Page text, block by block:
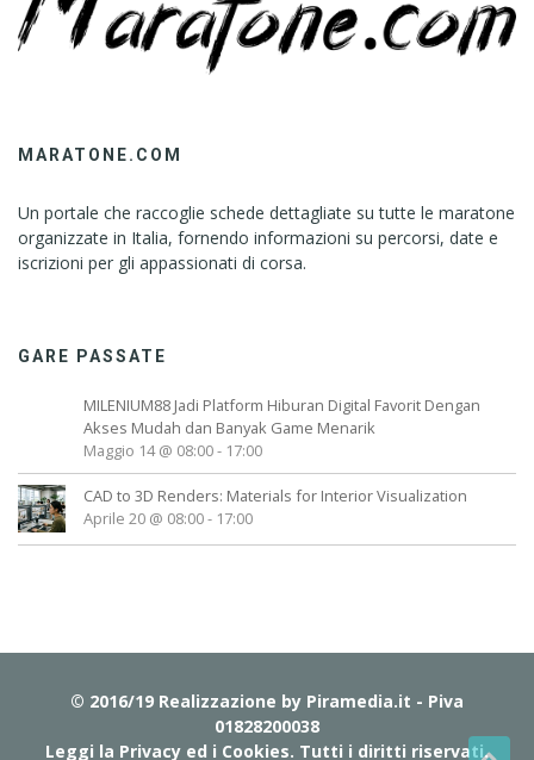
MARATONE.COM
Un portale che raccoglie schede dettagliate su tutte le maratone
organizzate in Italia, fornendo informazioni su percorsi, date e
iscrizioni per gli appassionati di corsa.
GARE PASSATE
MILENIUM88 Jadi Platform Hiburan Digital Favorit Dengan
Akses Mudah dan Banyak Game Menarik
Maggio 14 @ 08:00- 17:00
CAD to 3D Renders: Materials for Interior Visualization
Aprile 20 @ 08:00- 17:00
© 2016/19 Realizzazione by Piramedia.it - Piva
01828200038
Leggi la Privacy ed i Cookies. Tutti i diritti riservati.